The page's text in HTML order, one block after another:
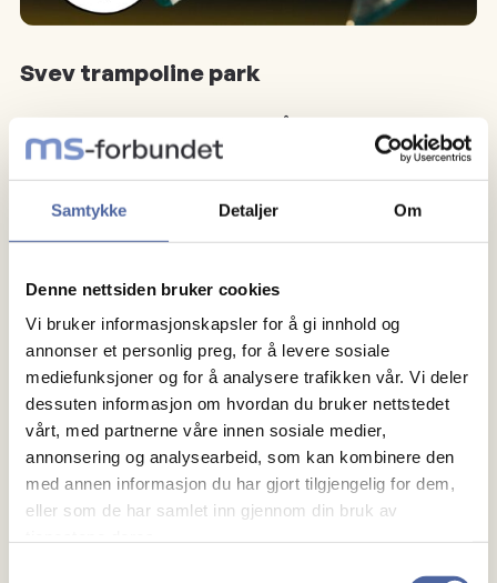
Samtykke Detaljer Om
Denne nettsiden bruker cookies
Vi bruker informasjonskapsler for å gi innhold og
annonser et personlig preg, for å levere sosiale
mediefunksjoner og for å analysere trafikken vår. Vi deler
dessuten informasjon om hvordan du bruker nettstedet
vårt, med partnerne våre innen sosiale medier,
annonsering og analysearbeid, som kan kombinere den
med annen informasjon du har gjort tilgjengelig for dem,
eller som de har samlet inn gjennom din bruk av
Svev trampoline park
Et arrangement for barn som pårørende til en
forelder med MS